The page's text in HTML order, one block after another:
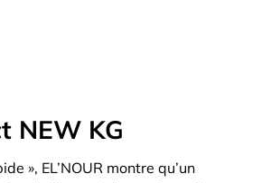
NEW KG
», EL’NOUR montre qu’un